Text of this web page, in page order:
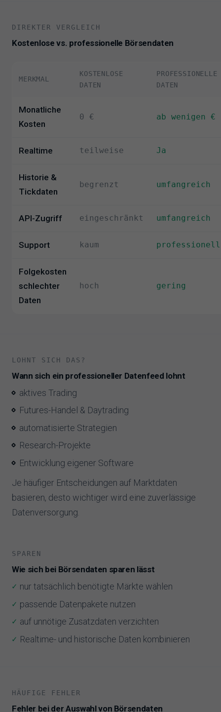
DIREKTER VERGLEICH
Kostenlose vs. professionelle Börsendaten
MERKMAL
KOSTENLOSE
DATEN
PROFESSIONELLE
DATEN
Monatliche
Kosten
0 € ab wenigen €
Realtime teilweise Ja
Historie &
Tickdaten
begrenzt umfangreich
API-Zugriff eingeschränkt umfangreich
Support kaum professionell
Folgekosten
schlechter
Daten
hoch gering
LOHNT SICH DAS?
Wann sich ein professioneller Datenfeed lohnt
aktives Trading
Futures-Handel & Daytrading
automatisierte Strategien
Research-Projekte
Entwicklung eigener Software
Je häufiger Entscheidungen auf Marktdaten
basieren, desto wichtiger wird eine zuverlässige
Datenversorgung.
SPAREN
Wie sich bei Börsendaten sparen lässt
nur tatsächlich benötigte Märkte wählen
passende Datenpakete nutzen
auf unnötige Zusatzdaten verzichten
Realtime- und historische Daten kombinieren
HÄUFIGE FEHLER
Fehler bei der Auswahl von Börsendaten